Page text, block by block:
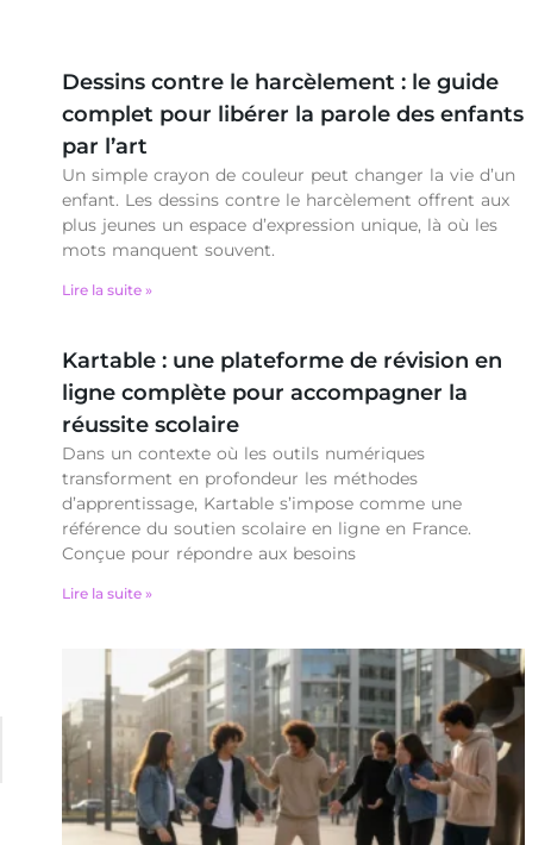
Dessins contre le harcèlement : le guide
complet pour libérer la parole des enfants
par l’art
Un simple crayon de couleur peut changer la vie d’un
enfant. Les dessins contre le harcèlement offrent aux
plus jeunes un espace d’expression unique, là où les
mots manquent souvent.
Lire la suite »
Kartable : une plateforme de révision en
ligne complète pour accompagner la
réussite scolaire
Dans un contexte où les outils numériques
transforment en profondeur les méthodes
d’apprentissage, Kartable s’impose comme une
référence du soutien scolaire en ligne en France.
Conçue pour répondre aux besoins
Lire la suite »